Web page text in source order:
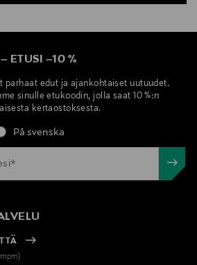
– ETUSI –10 %
parhaat edut ja ajankohtaiset uutuudet.
sinulle etukoodin, jolla saat 10 %:n
kertaostoksesta.
På svenska
mpm)